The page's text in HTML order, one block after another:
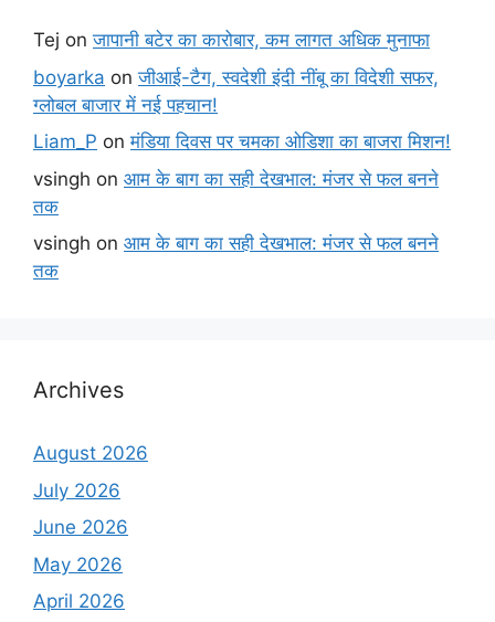
Tej onजापानी बटेर का कारोबार, कम लागत अधिक मुनाफा
boyarka onजीआई-टैग, स्वदेशी इंदी नींबू का विदेशी सफर,
ग्लोबल बाजार में नई पहचान!
Liam_P onमंडिया दिवस पर चमका ओडिशा का बाजरा मिशन!
vsingh on आम के बाग का सही देखभाल: मंजर से फल बनने
तक
vsingh on आम के बाग का सही देखभाल: मंजर से फल बनने
तक
Archives
August 2026
July 2026
June 2026
May 2026
April 2026